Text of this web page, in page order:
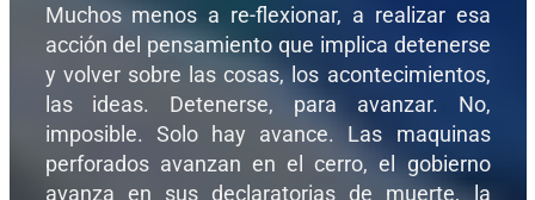
Muchos menos a re-flexionar, a realizar esa
acción del pensamiento que implica detenerse
y volver sobre las cosas, los acontecimientos,
las ideas. Detenerse, para avanzar. No,
imposible. Solo hay avance. Las maquinas
perforados avanzan en el cerro, el gobierno
avanza en sus declaratorias de muerte, la